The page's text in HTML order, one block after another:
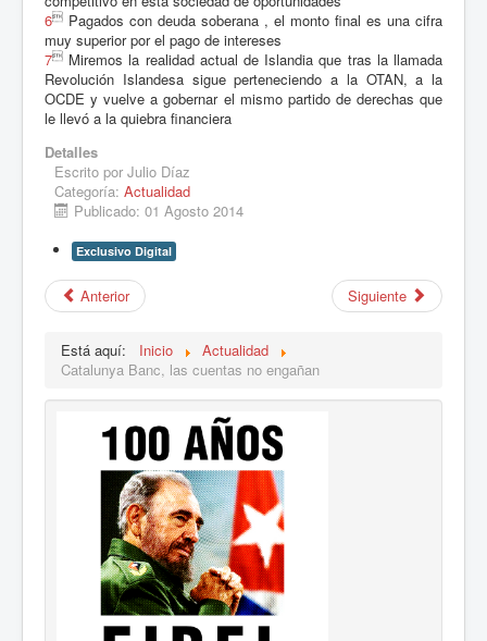
6 Pagados con deuda soberana , el monto final es una cifra
muy superior por el pago de intereses
7 Miremos la realidad actual de Islandia que tras la llamada
Revolución Islandesa sigue perteneciendo a la OTAN, a la
OCDE y vuelve a gobernar el mismo partido de derechas que
le llevó a la quiebra financiera
Detalles
Escrito por Julio Díaz
Categoría: Actualidad
Publicado: 01 Agosto 2014
Exclusivo Digital
Anterior Siguiente
Está aquí: Inicio
Actualidad
Catalunya Banc, las cuentas no engañan